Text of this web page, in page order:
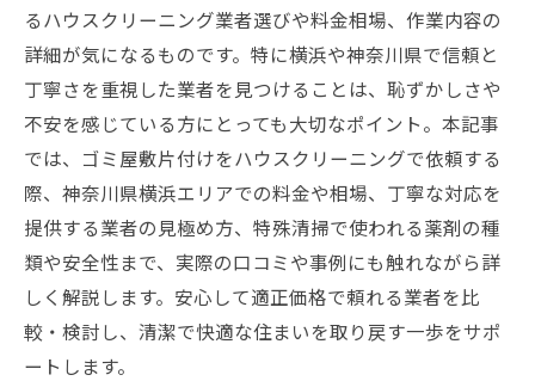
るハウスクリーニング業者選びや料金相場、作業内容の
詳細が気になるものです。特に横浜や神奈川県で信頼と
丁寧さを重視した業者を見つけることは、恥ずかしさや
不安を感じている方にとっても大切なポイント。本記事
では、ゴミ屋敷片付けをハウスクリーニングで依頼する
際、神奈川県横浜エリアでの料金や相場、丁寧な対応を
提供する業者の見極め方、特殊清掃で使われる薬剤の種
類や安全性まで、実際の口コミや事例にも触れながら詳
しく解説します。安心して適正価格で頼れる業者を比
較・検討し、清潔で快適な住まいを取り戻す一歩をサポ
ートします。